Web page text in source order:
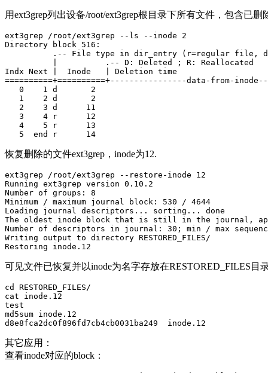
用ext3grep列出设备/root/ext3grep根目录下所有文件，包含已删
ext3grep /root/ext3grep --ls --inode 2
Directory block 516:
.-- File type in dir_entry (r=regular file,
          |          .-- D: Deleted ; R: Reallocated
Indx Next |  Inode   | Deletion time
==========+==========+----------------data-from-
0    1 d       2
1    2 d       2
2    3 d      11
3    4 r      12
4    5 r      13
5  end r      14
恢复删除的文件ext3grep，inode为12.
ext3grep /root/ext3grep --restore-inode 12
Running ext3grep version 0.10.2
Number of groups: 8
Minimum / maximum journal block: 530 / 4644
Loading journal descriptors... sorting... done
The oldest inode block that is still in the journal,
Number of descriptors in journal: 30; min / max
Writing output to directory RESTORED_FILES/
Restoring inode.12
可见文件已恢复并以inode为名字存放在RESTORED_FILES
cd RESTORED_FILES/
cat inode.12
test
md5sum inode.12
d8e8fca2dc0f896fd7cb4cb0031ba249  inode.12
其它应用：
查看inode对应的block：